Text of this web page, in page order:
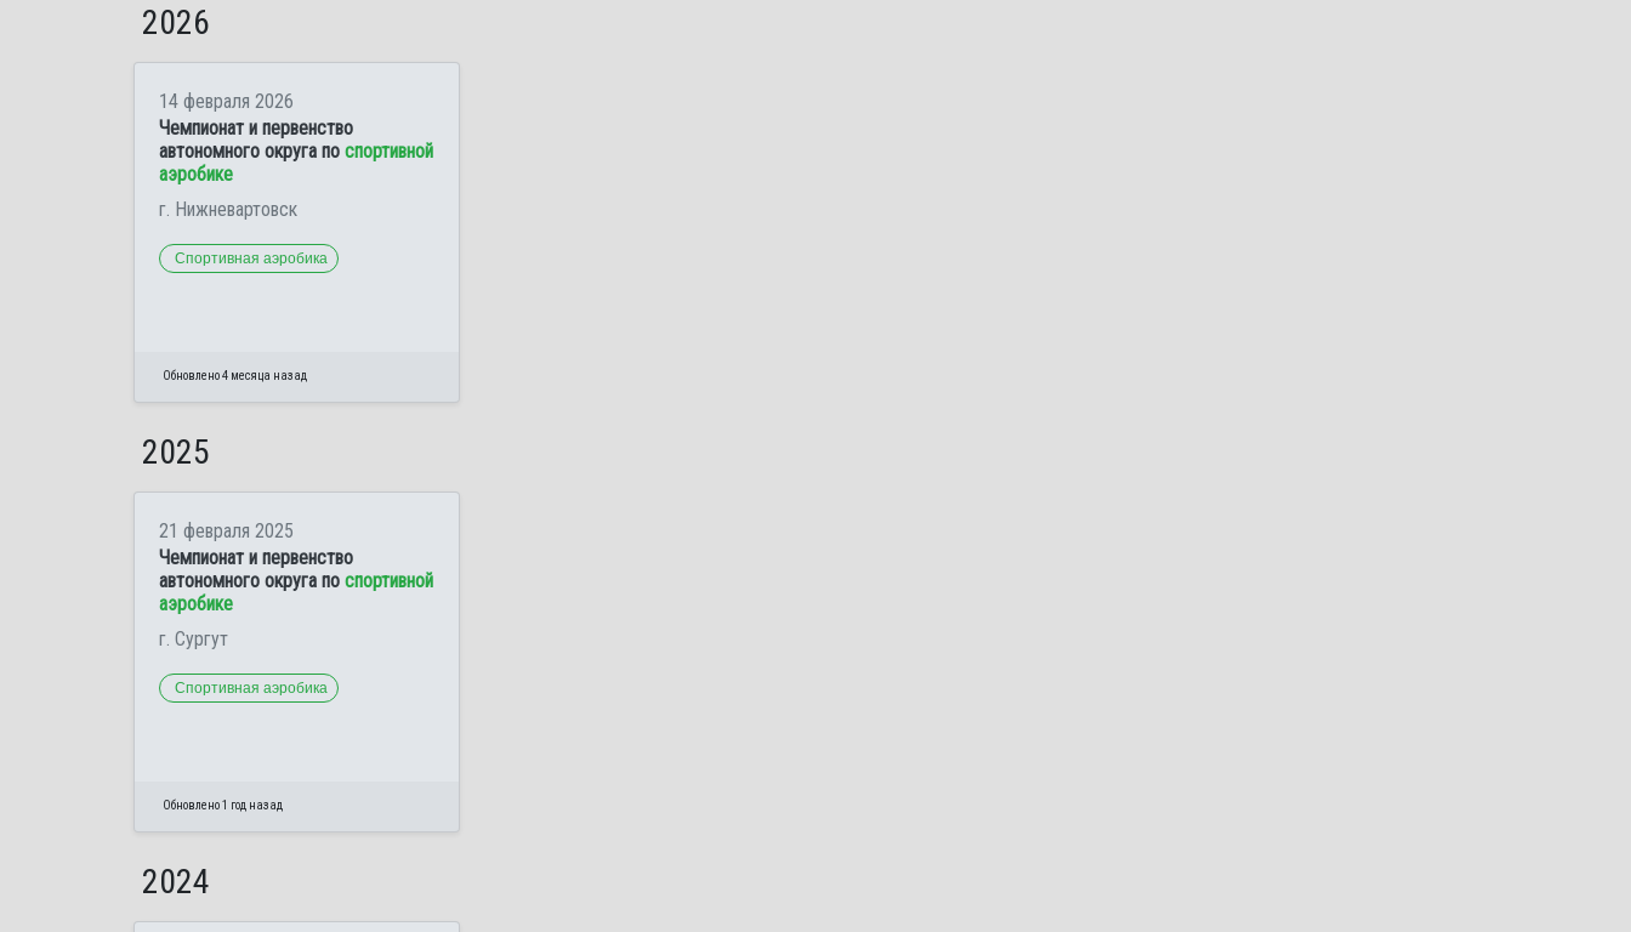
2026
14 февраля 2026
Чемпионат и первенство
автономного округа по спортивной
аэробике
г. Нижневартовск
Спортивная аэробика
Обновлено 4 месяца назад
2025
21 февраля 2025
Чемпионат и первенство
автономного округа по спортивной
аэробике
г. Сургут
Спортивная аэробика
Обновлено 1 год назад
2024